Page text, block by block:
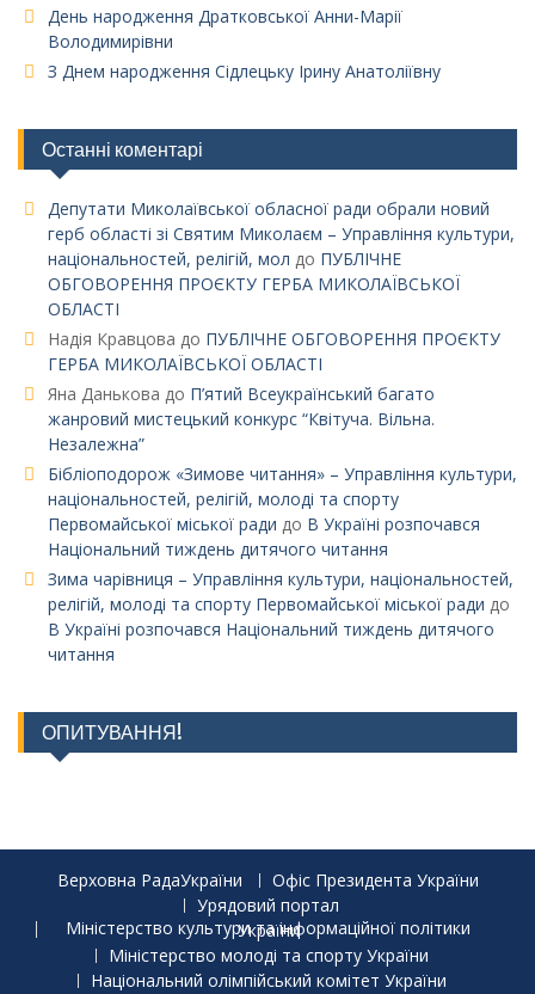
День народження Дратковської Анни-Марії
Володимирівни
З Днем народження Сідлецьку Ірину Анатоліївну
Останні коментарі
Депутати Миколаївської обласної ради обрали новий
герб області зі Святим Миколаєм – Управління культури,
національностей, релігій, мол до ПУБЛІЧНЕ
ОБГОВОРЕННЯ ПРОЄКТУ ГЕРБА МИКОЛАЇВСЬКОЇ
ОБЛАСТІ
Надія Кравцова до ПУБЛІЧНЕ ОБГОВОРЕННЯ ПРОЄКТУ
ГЕРБА МИКОЛАЇВСЬКОЇ ОБЛАСТІ
Яна Данькова до П’ятий Всеукраїнський багато
жанровий мистецький конкурс “Квітуча. Вільна.
Незалежна”
Бібліоподорож «Зимове читання» – Управління культури,
національностей, релігій, молоді та спорту
Первомайської міської ради до В Україні розпочався
Національний тиждень дитячого читання
Зима чарівниця – Управління культури, національностей,
релігій, молоді та спорту Первомайської міської ради до
В Україні розпочався Національний тиждень дитячого
читання
ОПИТУВАННЯ!
Верховна РадаУкраїни
Офіс Президента України
Урядовий портал
Міністерство культури та інформаційної політики України
Міністерство молоді та спорту України
Національний олімпійський комітет України